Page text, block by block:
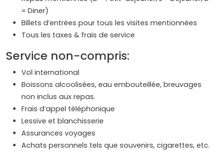
= Diner)
Billets d’entrées pour tous les visites mentionnées
Tous les taxes & frais de service
Service non-compris:
Vol international
Boissons alcoolisées, eau embouteillée, breuvages
non inclus aux repas.
Frais d’appel téléphonique
Lessive et blanchisserie
Assurances voyages
Achats personnels tels que souvenirs, cigarettes, etc.